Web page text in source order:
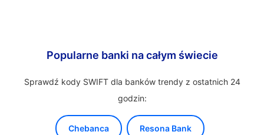
Popularne banki na całym świecie
Sprawdź kody SWIFT dla banków trendy z ostatnich 24
godzin:
Chebanca Resona Bank